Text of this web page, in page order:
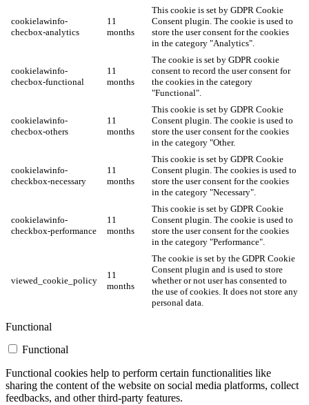
cookielawinfo-
checbox-analytics
11
months
This cookie is set by GDPR Cookie
Consent plugin. The cookie is used to
store the user consent for the cookies
in the category "Analytics".
cookielawinfo-
checbox-functional
11
months
The cookie is set by GDPR cookie
consent to record the user consent for
the cookies in the category
"Functional".
cookielawinfo-
checbox-others
11
months
This cookie is set by GDPR Cookie
Consent plugin. The cookie is used to
store the user consent for the cookies
in the category "Other.
cookielawinfo-
checkbox-necessary
11
months
This cookie is set by GDPR Cookie
Consent plugin. The cookies is used to
store the user consent for the cookies
in the category "Necessary".
cookielawinfo-
checkbox-performance
11
months
This cookie is set by GDPR Cookie
Consent plugin. The cookie is used to
store the user consent for the cookies
in the category "Performance".
viewed_cookie_policy
11
months
The cookie is set by the GDPR Cookie
Consent plugin and is used to store
whether or not user has consented to
the use of cookies. It does not store any
personal data.
Functional
Functional
Functional cookies help to perform certain functionalities like
sharing the content of the website on social media platforms, collect
feedbacks, and other third-party features.